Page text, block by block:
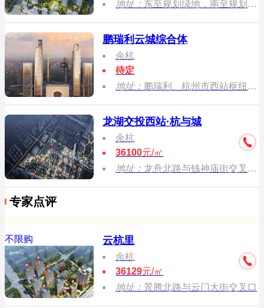
地址： 东至规划绿地，南至规划盐铁塘街，西 至景腾北路，北至规划道路
鹏瑞利云城综合体
余杭
待定
地址： 鹏瑞利、杭州市西站枢纽开发、中铁建、大南铁轨道物业发展
龙湖交投西站·杭与城
余杭
36100元/㎡
地址： 龙舟北路与钱神庙街交叉口，龙舟路地铁站旁
专家点评
不限购 云杭里
余杭
36129元/㎡
地址：景腾北路与云门大街交叉口